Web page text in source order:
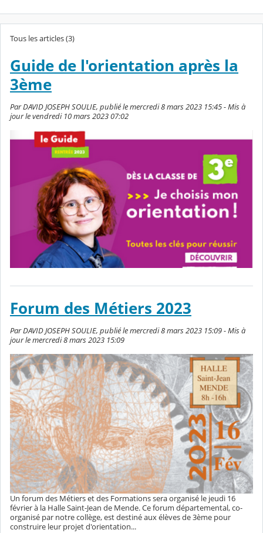
Tous les articles (3)
Guide de l'orientation après la
3ème
Par DAVID JOSEPH SOULIE, publié le mercredi 8 mars 2023 15:45 - Mis à
jour le vendredi 10 mars 2023 07:02
Forum des Métiers 2023
Par DAVID JOSEPH SOULIE, publié le mercredi 8 mars 2023 15:09 - Mis à
jour le mercredi 8 mars 2023 15:09
Un forum des Métiers et des Formations sera organisé le jeudi 16
février à la Halle Saint-Jean de Mende. Ce forum départemental, co-
organisé par notre collège, est destiné aux élèves de 3ème pour
construire leur projet d'orientation...